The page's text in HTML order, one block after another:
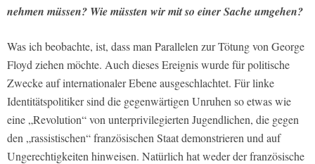
nehmen müssen? Wie müssten wir mit so einer Sache umgehen?
Was ich beobachte, ist, dass man Parallelen zur Tötung von George
Floyd ziehen möchte. Auch dieses Ereignis wurde für politische
Zwecke auf internationaler Ebene ausgeschlachtet. Für linke
Identitätspolitiker sind die gegenwärtigen Unruhen so etwas wie
eine „Revolution“ von unterprivilegierten Jugendlichen, die gegen
den „rassistischen“ französischen Staat demonstrieren und auf
Ungerechtigkeiten hinweisen. Natürlich hat weder der französische